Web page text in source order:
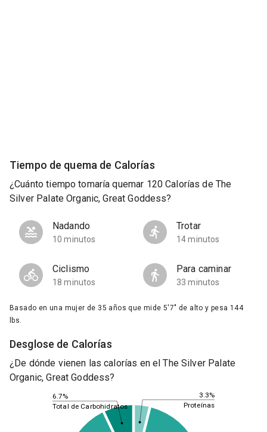
Tiempo de quema de Calorías
¿Cuánto tiempo tomaría quemar 120 Calorías de The
Silver Palate Organic, Great Goddess?
Nadando
10 minutos
Trotar
14 minutos
Ciclismo
18 minutos
Para caminar
33 minutos
Basado en una mujer de 35 años que mide 5'7" de alto y pesa 144
lbs.
Desglose de Calorías
¿De dónde vienen las calorías en el The Silver Palate
Organic, Great Goddess?
3.3%
6.7%
Proteínas
Total de Carbohidratos